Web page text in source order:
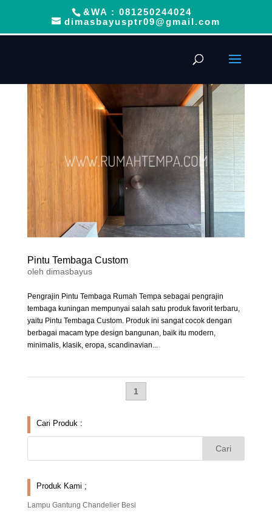
&WA : 081250244024
dimasbayusptr09@gmail.com
Pintu Tembaga Custom
oleh dimasbayus
Pengrajin Pintu Tembaga Rumah Tempa sebagai pengrajin
tembaga kuningan mempunyai salah satu produk favorit terbaru,
yaitu Pintu Tembaga Custom. Produk ini sangat cocok dengan
berbagai macam type design bangunan, baik itu modern,
minimalis, klasik, eropa, scandinavian...
1
Cari Produk :
Produk Kami ;
Lampu Gantung Chandelier Besi